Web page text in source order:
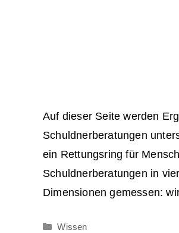
Auf dieser Seite werden
Schuldnerberatungen
ein Rettungsring für
Schuldnerberatungen in
Dimensionen gemessen:
Kategorien
Wissen